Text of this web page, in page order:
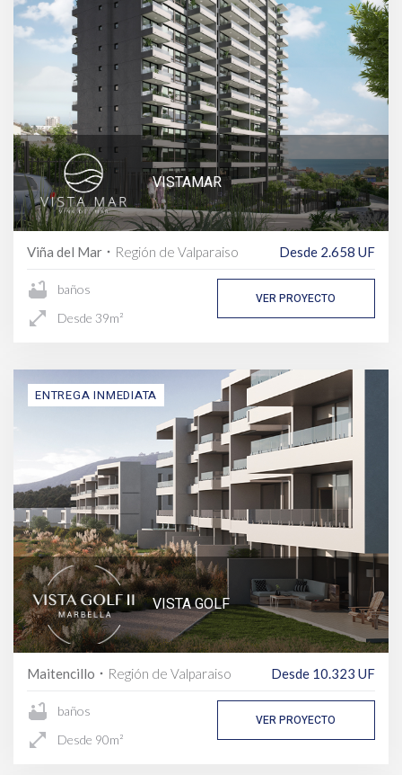
VISTAMAR
Viña del Mar fiber_manual_record Región de Valparaiso Desde 2.658 UF
bathtub baños
open_in_full Desde 39m²
VER PROYECTO
ENTREGA INMEDIATA
VISTA GOLF
Maitencillo fiber_manual_record Región de Valparaiso Desde 10.323 UF
bathtub baños
open_in_full Desde 90m²
VER PROYECTO